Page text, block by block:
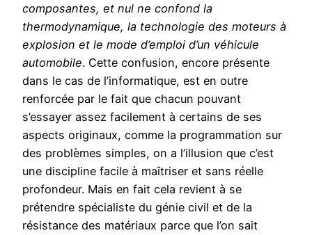
composantes, et nul ne confond la
thermodynamique, la technologie des moteurs à
explosion et le mode d’emploi d’un véhicule
automobile. Cette confusion, encore présente
dans le cas de l’informatique, est en outre
renforcée par le fait que chacun pouvant
s’essayer assez facilement à certains de ses
aspects originaux, comme la programmation sur
des problèmes simples, on a l’illusion que c’est
une discipline facile à maîtriser et sans réelle
profondeur. Mais en fait cela revient à se
prétendre spécialiste du génie civil et de la
résistance des matériaux parce que l’on sait